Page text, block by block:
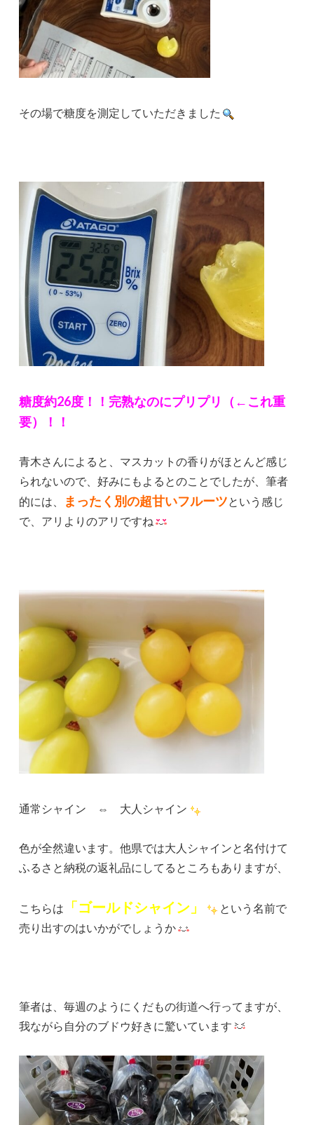
その場で糖度を測定していただきました
糖度約26度！！ 完熟なのにプリプリ（←これ重
要）！！
青木さんによると、マスカットの香りがほとんど感じ
られないので、好みにもよるとのことでしたが、筆者
的には、
まったく別の超甘いフルーツ という感じ
で、アリよりのアリですね
通常シャイン ⇔ 大人シャイン
色が全然違います。他県では大人シャインと名付けて
ふるさと納税の返礼品にしてるところもありますが、
こちらは 「ゴールドシャイン」
という名前で
売り出すのはいかがでしょうか
筆者は、毎週のようにくだもの街道へ行ってますが、
我ながら自分のブドウ好きに驚いています